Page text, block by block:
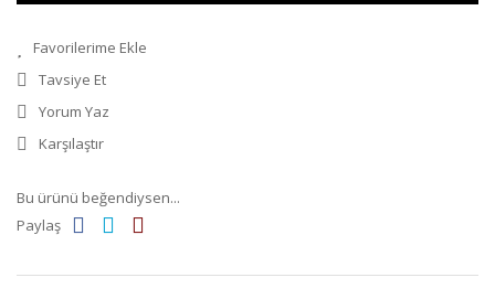
Tavsiye Et
Yorum Yaz
Karşılaştır
Bu ürünü beğendiysen...
Paylaş